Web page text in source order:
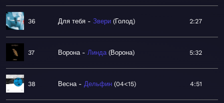
36 Для тебя Звери Голод 2:27
37 Ворона Линда Ворона 5:32
38 Весна Дельфин 04<15 4:51